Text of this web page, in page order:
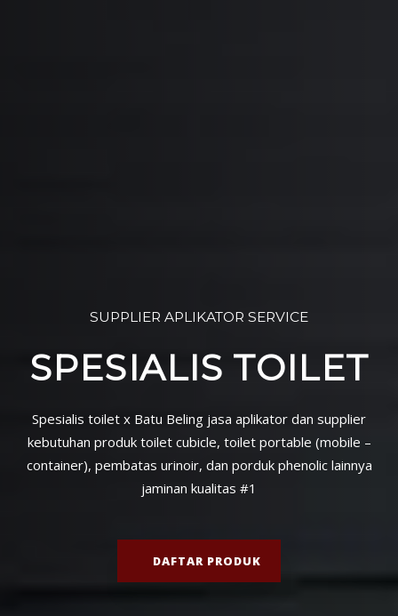
SUPPLIER APLIKATOR SERVICE
SPESIALIS TOILET
Spesialis toilet x Batu Beling jasa aplikator dan supplier
kebutuhan produk toilet cubicle, toilet portable (mobile –
container), pembatas urinoir, dan porduk phenolic lainnya
jaminan kualitas #1
DAFTAR PRODUK